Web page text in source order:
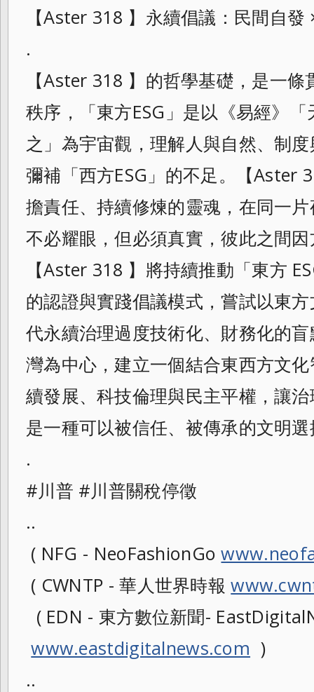
【Aster 318 】永續倡議：民間自
.
【Aster 318 】的哲學基礎，是一
秩序，「東方ESG」是以《易經》
之」為宇宙觀，理解人與自然、制
彌補「西方ESG」的不足。【Aster
擔責任、持續修煉的靈魂，在同一
不必耀眼，但必須真實，彼此之間
【Aster 318 】將持續推動「東方
的認證與實踐倡議模式，嘗試以東
代永續治理過度技術化、財務化的
灣為中心，建立一個結合東西方文
續發展、科技倫理與民主平權，讓
是一種可以被信任、被傳承的文明
.
#川普 #川普關稅停徵
..
( NFG - NeoFashionGo
( CWNTP - 華人世界時報
( EDN - 東方數位新聞-
www.eastdigitalnews.com )
..